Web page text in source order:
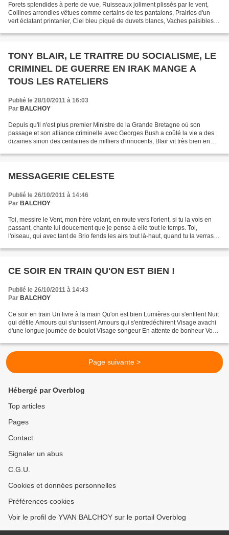
Forets splendides à perte de vue, Ruisseaux joliment plissés par le vent,
Collines arrondies vêtues comme certains de tes pantalons, Prairies d'un
vert éclatant printanier, Ciel bleu piqué de duvets blancs, Vaches paisibles
TONY BLAIR, LE TRAITRE DU SOCIALISME, LE
CRIMINEL DE GUERRE EN IRAK MANGE A
TOUS LES RATELIERS
Publié le 28/10/2011 à 16:03
Par BALCHOY
Depuis qu'il n'est plus premier Ministre de la Grande Bretagne où son
passage et son alliance criminelle avec Georges Bush a coûté la vie a des
dizaines sinon des centaines de milliers d'innocents, Blair vit très bien en
MESSAGERIE CELESTE
Publié le 26/10/2011 à 14:46
Par BALCHOY
Toi, messire le Vent, mon frère volant, en route vers l'orient, si tu la vois en
passant, chante lui doucement que je pense à elle tout le temps. Toi,
l'oiseau, qui avec tant de Brio fends les airs tout là-haut, quand tu la verras
CE SOIR EN TRAIN QU'ON EST BIEN !
Publié le 26/10/2011 à 14:43
Par BALCHOY
Ce soir en train Un livre à la main Qu'on est bien Lumières qui s'enfilent Nuit
qui défile Amours qui s'unissent Amours qui s'entredéchirent Visage avachi
d'une longue journée de boulot Visage songeur En attente de bonheur Vos
Page suivante >
Hébergé par Overblog
Top articles
Pages
Contact
Signaler un abus
C.G.U.
Cookies et données personnelles
Préférences cookies
Voir le profil de YVAN BALCHOY sur le portail Overblog